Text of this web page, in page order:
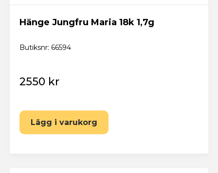
Hänge Jungfru Maria 18k 1,7g
Butiksnr: 66594
2550 kr
Lägg i varukorg